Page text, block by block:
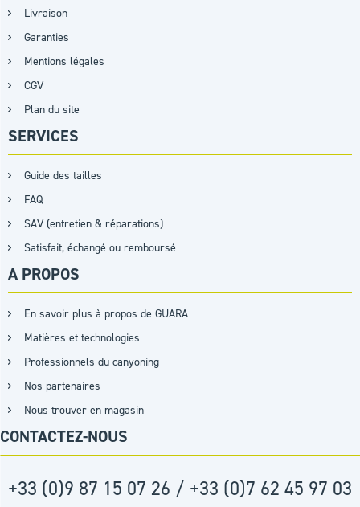
Livraison
Garanties
Mentions légales
CGV
Plan du site
SERVICES
Guide des tailles
FAQ
SAV (entretien & réparations)
Satisfait, échangé ou remboursé
A PROPOS
En savoir plus à propos de GUARA
Matières et technologies
Professionnels du canyoning
Nos partenaires
Nous trouver en magasin
CONTACTEZ-NOUS
+33 (0)9 87 15 07 26 / +33 (0)7 62 45 97 03